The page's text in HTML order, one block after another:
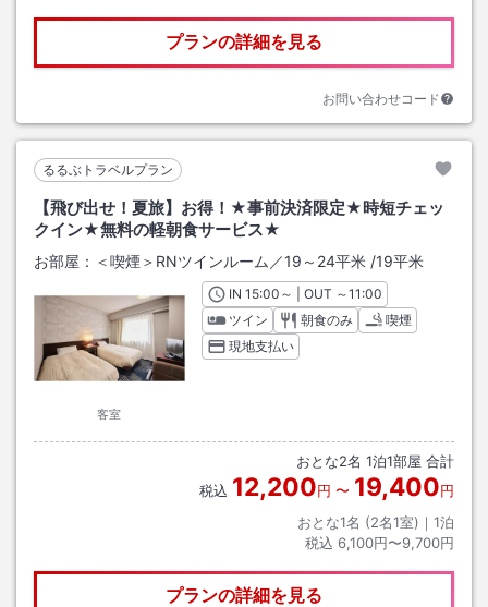
プランの詳細を見る
お問い合わせコード
るるぶトラベルプラン
【飛び出せ！夏旅】お得！★事前決済限定★時短チェッ
クイン★無料の軽朝食サービス★
お部屋： ＜喫煙＞RNツインルーム／19～24平米 /19平米
客室
INチェックイン
15:00 ～ | OUT チェックアウト
～11:00
ツイン
朝食のみ
喫煙
現地支払い
おとな2名 1泊1部屋 合計
税込 12,200円 〜 19,400円
おとな1名 (2名1室)｜ 1泊
税込 6,100円〜9,700円
プランの詳細を見る